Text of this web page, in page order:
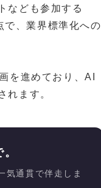
なども参加する
で、業界標準化への
を進めており、AI
れます。
気通貫で伴走しま